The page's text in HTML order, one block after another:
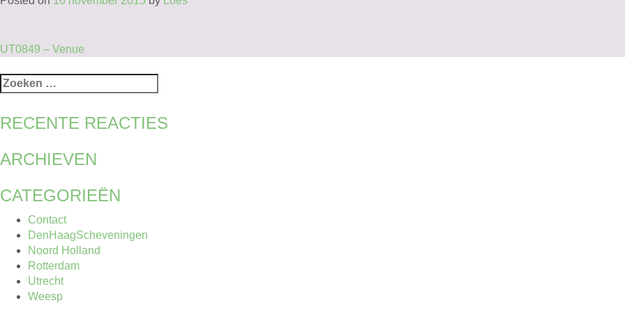
BERICHT
NAVIGATIE
UT0849 – Venue
Zoeken
naar:
RECENTE REACTIES
ARCHIEVEN
CATEGORIEËN
Contact
DenHaagScheveningen
Noord Holland
Rotterdam
Utrecht
Weesp